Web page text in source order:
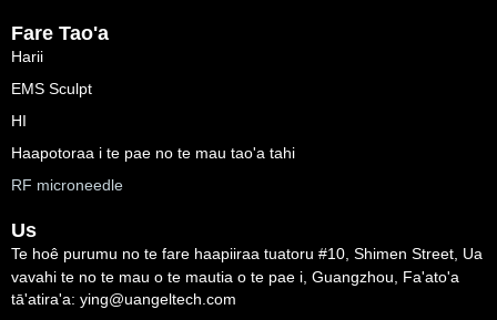
Fare Tao'a
Harii
EMS Sculpt
HI
Haapotoraa i te pae no te mau tao'a tahi
RF microneedle
Us
Te hoê purumu no te fare haapiiraa tuatoru #10, Shimen Street, Ua
vavahi te no te mau o te mautia o te pae i, Guangzhou, Fa'ato'a
tā'atira'a: ying@uangeltech.com